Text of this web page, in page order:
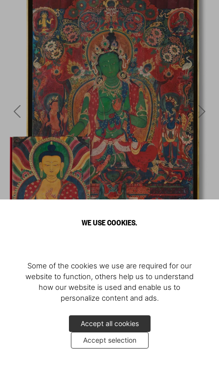
WE USE COOKIES.
Some of the cookies we use are required for our
website to function, others help us to understand
how our website is used and enable us to
personalize content and ads.
Accept all cookies
Accept selection